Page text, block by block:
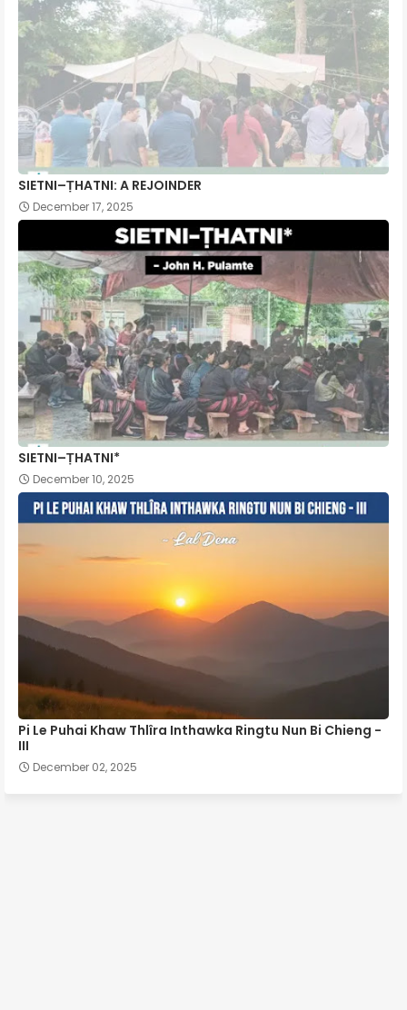
SIETNI–ṬHATNI: A REJOINDER
December 17, 2025
SIETNI–ṬHATNI*
December 10, 2025
Pi Le Puhai Khaw Thlîra Inthawka Ringtu Nun Bi Chieng -
III
December 02, 2025